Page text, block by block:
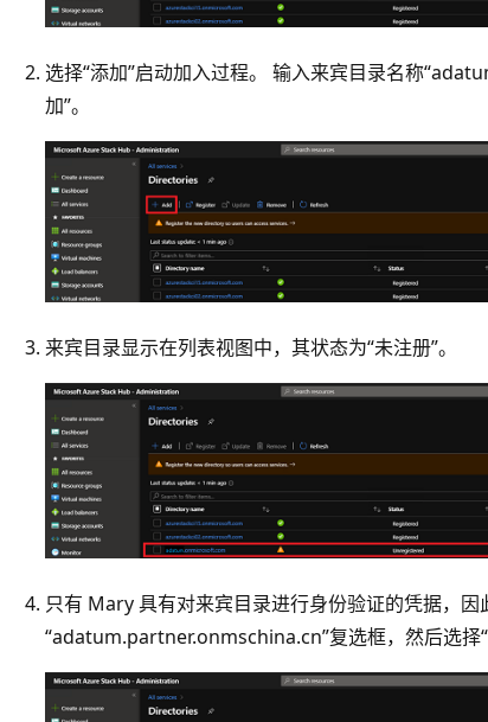
选择“添加”启动加入过程。 输入来宾目录名称
加”。
来宾目录显示在列表视图中，其状态为“未注册”。
只有 Mary 具有对来宾目录进行身份验证的凭据，
“adatum.partner.onmschina.cn”复选框，然后选择“